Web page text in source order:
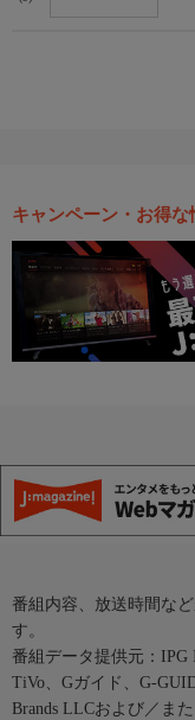
キャンペーン・お得な
番組内容、放送時間な
す。
番組データ提供元：IPG
TiVo、Gガイド、G-
Brands LLCおよび／ま